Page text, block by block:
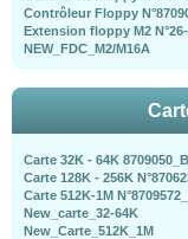
Contrôleur Floppy
Extension floppy M2 N°26-
NEW_FDC_M2/M16A
Carte 32K - 64K 8709050_B
Carte 128K - 256K
Carte 512K-1M
New_carte_32-64K
New_Carte_512K_1M